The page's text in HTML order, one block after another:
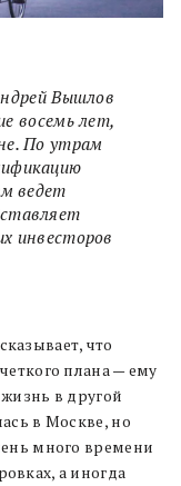
Вышлов
восемь лет,
По утрам
ведет
инвесторов
что
плана — ему
в другой
в Москве, но
много времени
а иногда